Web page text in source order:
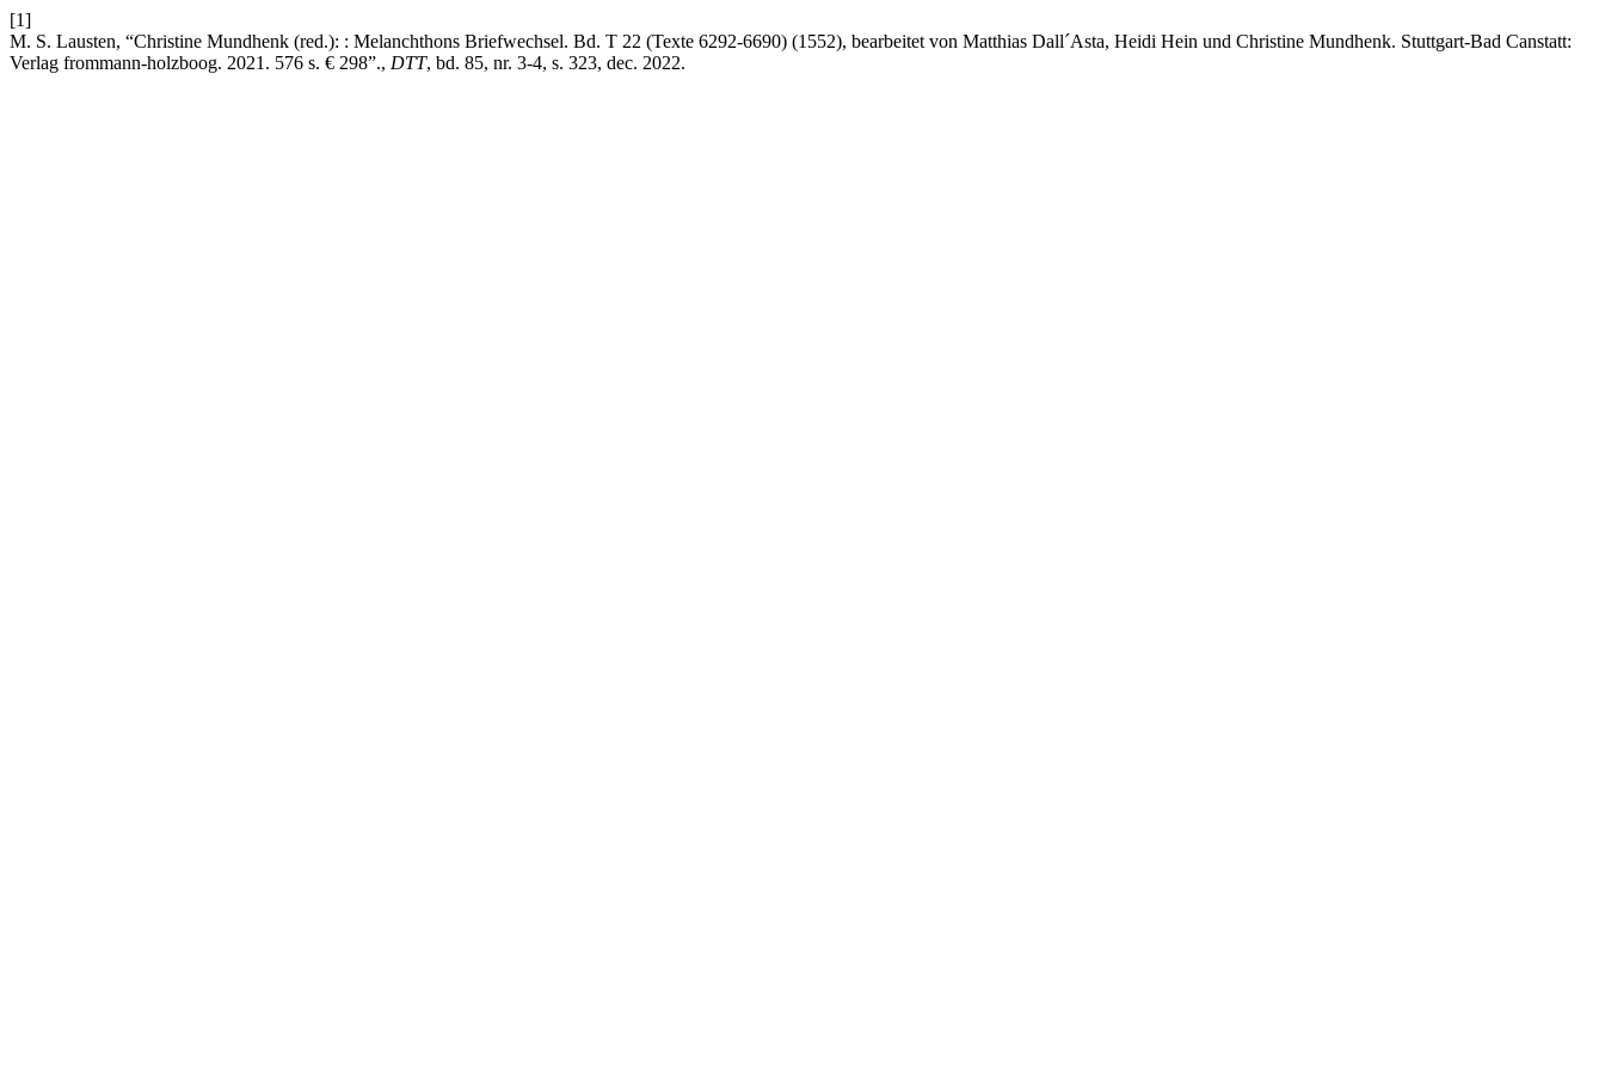
[1]
M. S. Lausten, “Christine Mundhenk (red.): : Melanchthons Briefwechsel. Bd. T 22 (Texte 6292-6690) (1552), bearbeitet von Matthias Dall´Asta, Heidi Hein und Christine Mundhenk. Stuttgart-Bad Canstatt:
Verlag frommann-holzboog. 2021. 576 s. € 298”., DTT, bd. 85, nr. 3-4, s. 323, dec. 2022.